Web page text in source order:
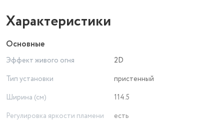
Характеристики
Основные
Эффект живого огня
2D
Тип установки
пристенный
Ширина (см)
114.5
Регулировка яркости пламени
есть